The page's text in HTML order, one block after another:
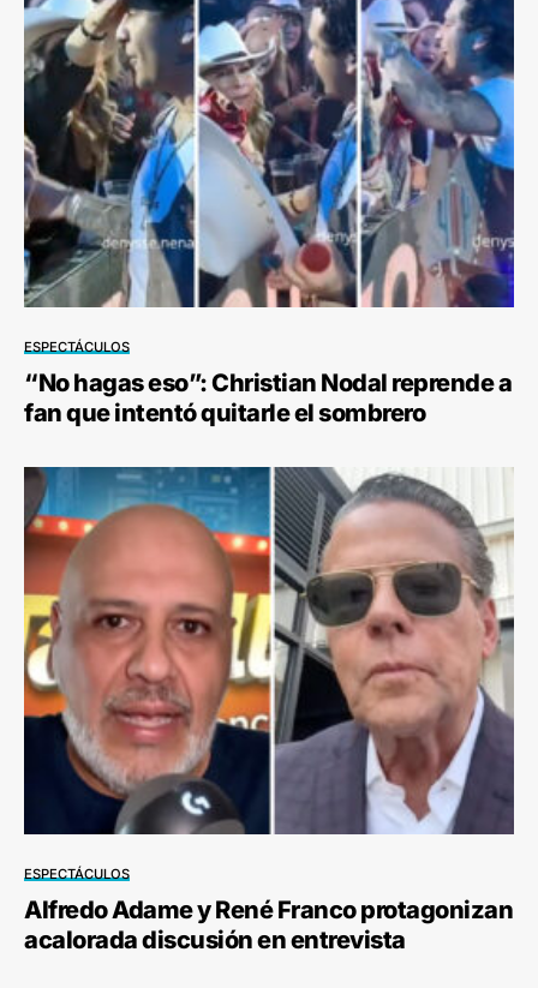
ESPECTÁCULOS
“No hagas eso”: Christian Nodal reprende a
fan que intentó quitarle el sombrero
ESPECTÁCULOS
Alfredo Adame y René Franco protagonizan
acalorada discusión en entrevista